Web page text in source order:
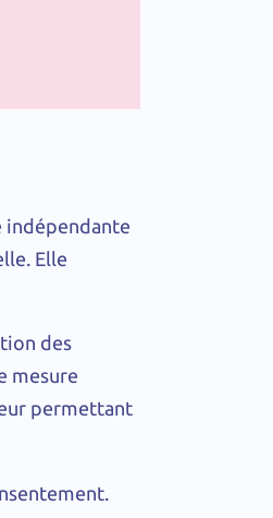
indépendante
Elle
des
mesure
permettant